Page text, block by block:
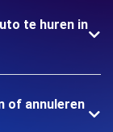
te huren in
of annuleren